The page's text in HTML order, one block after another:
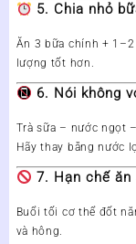
5. Chia nhỏ
Ăn 3 bữa chính +
lượng tốt hơn.
6. Nói không
Trà sữa – nước ngọt
Hãy thay bằng nước
7. Hạn chế ăn
Buổi tối cơ thể đốt
và hông.